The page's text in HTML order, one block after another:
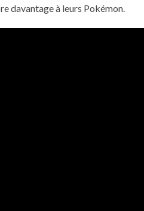
davantage à leurs Pokémon.